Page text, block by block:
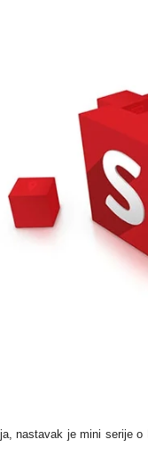
nastavak je mini serije